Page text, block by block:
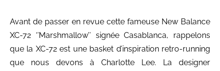
Avant de passer en revue cette fameuse New Balance
XC-72 ‘’Marshmallow’’ signée Casablanca, rappelons
que la XC-72 est une basket d’inspiration retro-running
que nous devons à Charlotte Lee. La designer